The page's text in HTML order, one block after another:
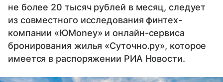
не более 20 тысяч рублей в месяц, следует
из совместного исследования финтех-
компании «ЮMoney» и онлайн-сервиса
бронирования жилья «Суточно.ру», которое
имеется в распоряжении РИА Новости.